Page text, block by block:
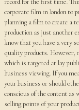
record for the first time.
corporate film in london to
planning a film to create a
production as just another
know that you have a very
quality products. However,
which is targeted at lay
business viewing. If you
your business or should
conscious of the content as
selling points of your